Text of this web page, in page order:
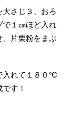
さじ３、おろ
で１㎝ほど入れ
片栗粉をまぶ
入れて１８０℃
す！